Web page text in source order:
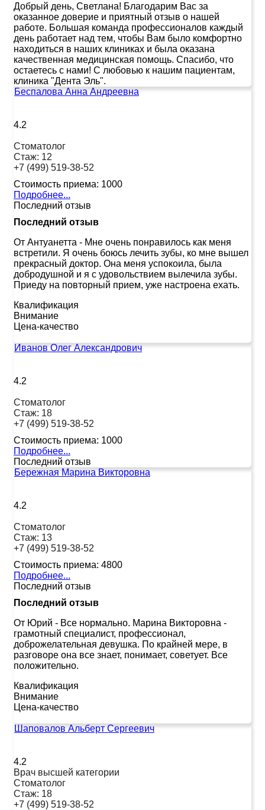
Добрый день, Светлана! Благодарим Вас за
оказанное доверие и приятный отзыв о нашей
работе. Большая команда профессионалов каждый
день работает над тем, чтобы Вам было комфортно
находиться в наших клиниках и была оказана
качественная медицинская помощь. Спасибо, что
остаетесь с нами! С любовью к нашим пациентам,
клиника "Дента Эль".
Беспалова Анна Андреевна
4.2
Стоматолог
Стаж: 12
+7 (499) 519-38-52
Стоимость приема: 1000
Подробнее...
Последний отзыв
Последний отзыв
От Антуанетта - Мне очень понравилось как меня
встретили. Я очень боюсь лечить зубы, ко мне вышел
прекрасный доктор. Она меня успокоила, была
добродушной и я с удовольствием вылечила зубы.
Приеду на повторный прием, уже настроена ехать.
Квалификация
Внимание
Цена-качество
Иванов Олег Александрович
4.2
Стоматолог
Стаж: 18
+7 (499) 519-38-52
Стоимость приема: 1000
Подробнее...
Последний отзыв
Бережная Марина Викторовна
4.2
Стоматолог
Стаж: 13
+7 (499) 519-38-52
Стоимость приема: 4800
Подробнее...
Последний отзыв
Последний отзыв
От Юрий - Все нормально. Марина Викторовна -
грамотный специалист, профессионал,
доброжелательная девушка. По крайней мере, в
разговоре она все знает, понимает, советует. Все
положительно.
Квалификация
Внимание
Цена-качество
Шаповалов Альберт Сергеевич
4.2
Врач высшей категории
Стоматолог
Стаж: 18
+7 (499) 519-38-52